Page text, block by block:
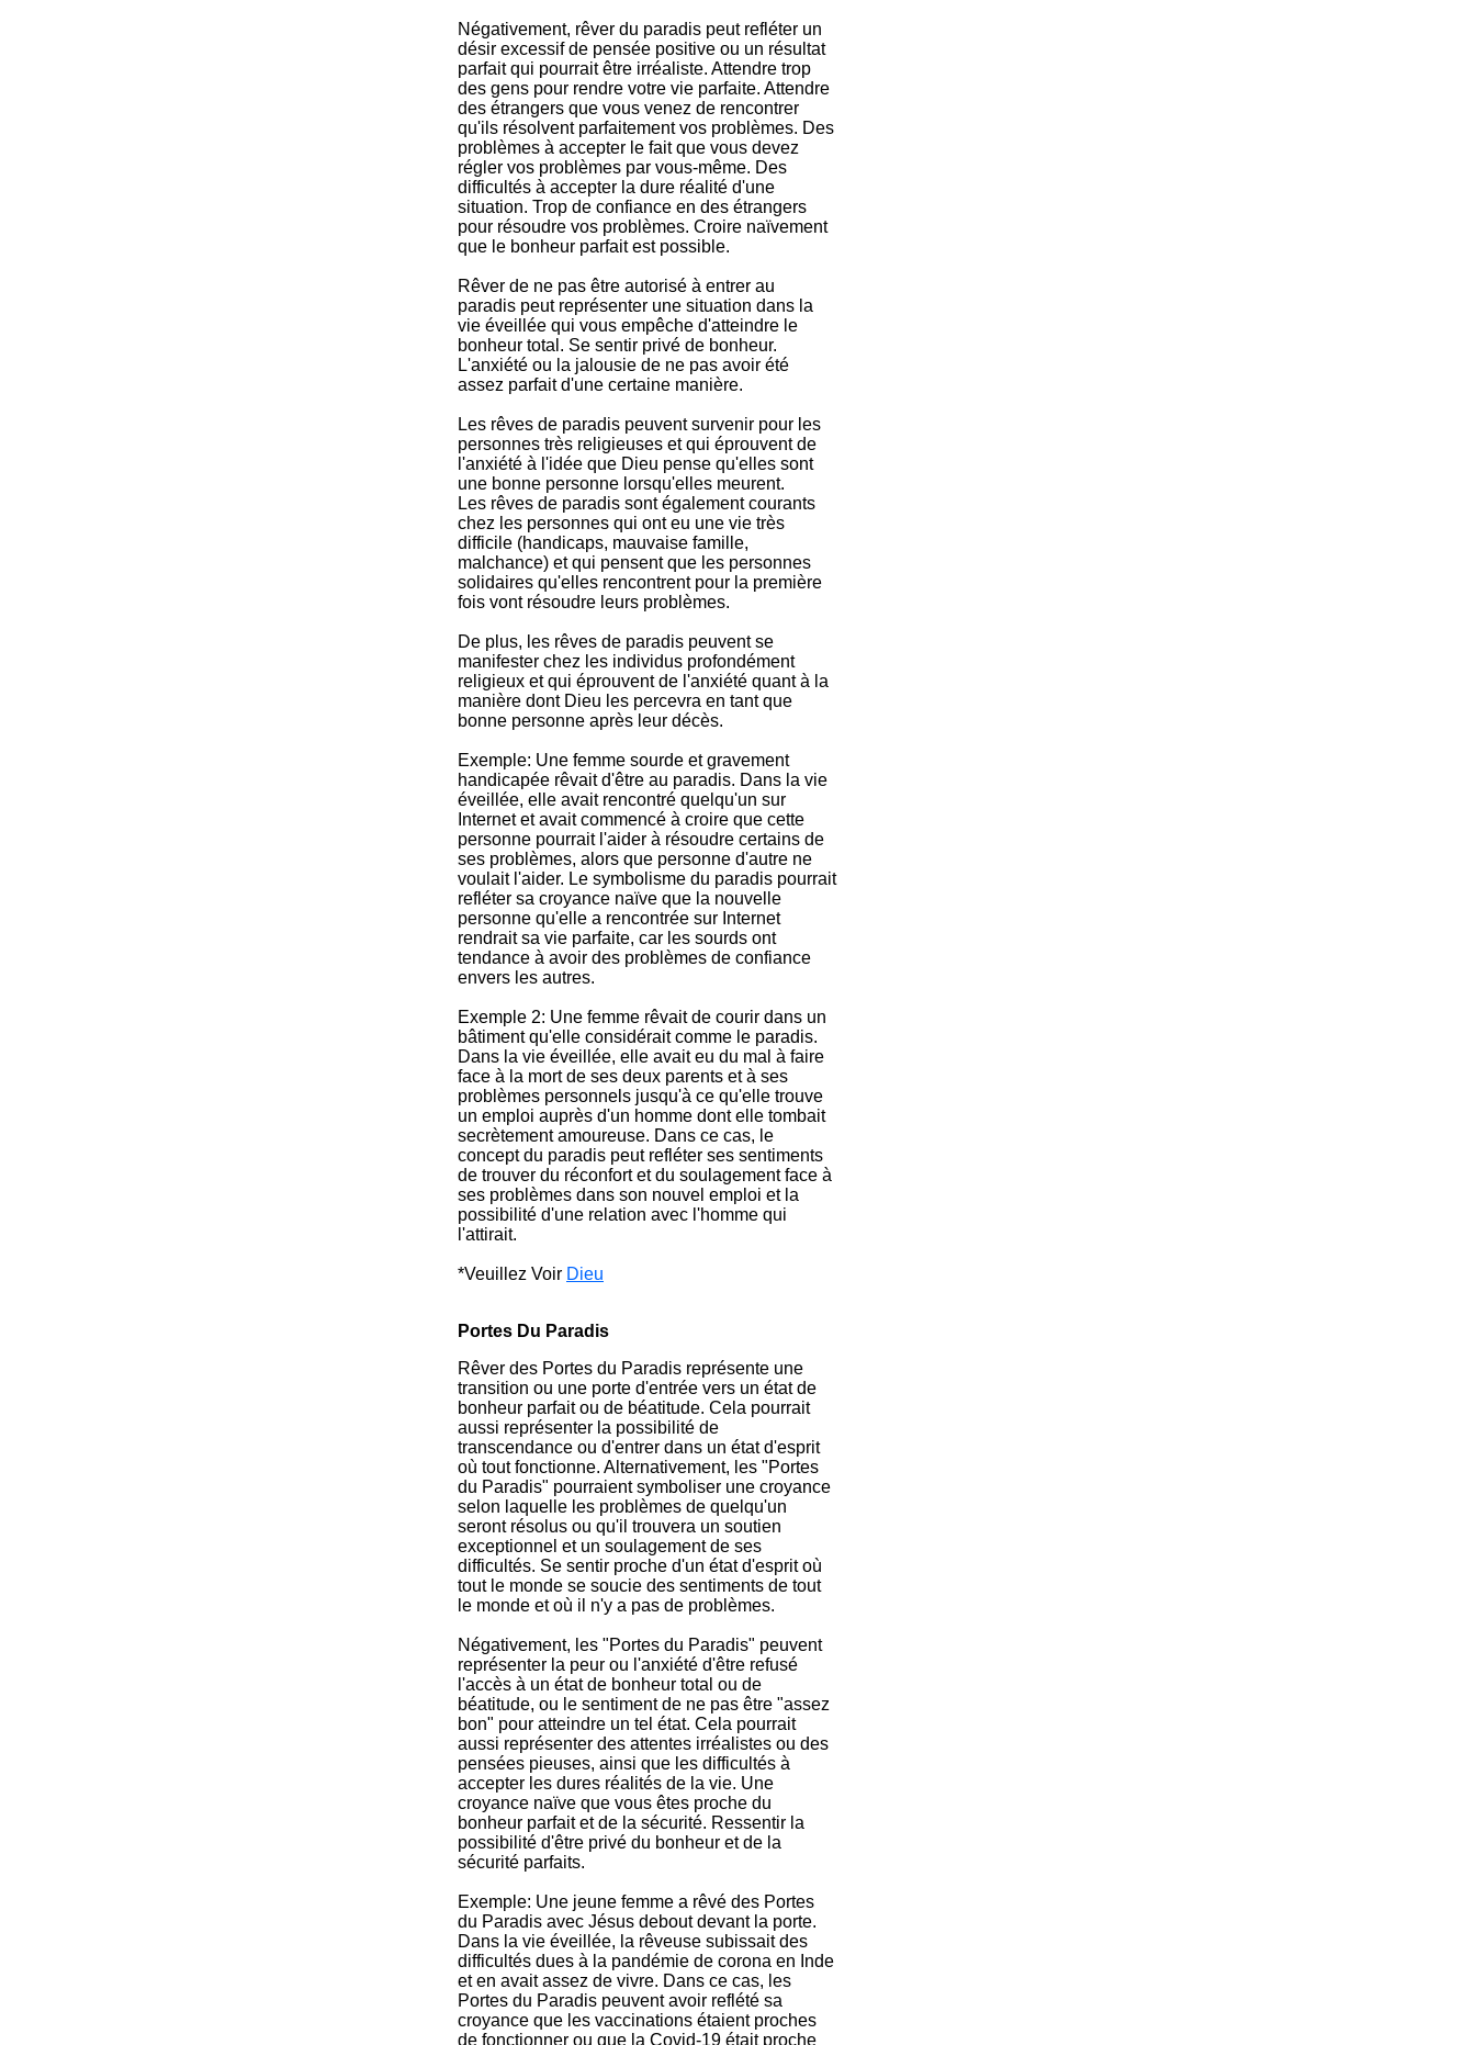
Négativement, rêver du paradis peut refléter un
désir excessif de pensée positive ou un résultat
parfait qui pourrait être irréaliste. Attendre trop
des gens pour rendre votre vie parfaite. Attendre
des étrangers que vous venez de rencontrer
qu'ils résolvent parfaitement vos problèmes. Des
problèmes à accepter le fait que vous devez
régler vos problèmes par vous-même. Des
difficultés à accepter la dure réalité d'une
situation. Trop de confiance en des étrangers
pour résoudre vos problèmes. Croire naïvement
que le bonheur parfait est possible.
Rêver de ne pas être autorisé à entrer au
paradis peut représenter une situation dans la
vie éveillée qui vous empêche d'atteindre le
bonheur total. Se sentir privé de bonheur.
L'anxiété ou la jalousie de ne pas avoir été
assez parfait d'une certaine manière.
Les rêves de paradis peuvent survenir pour les
personnes très religieuses et qui éprouvent de
l'anxiété à l'idée que Dieu pense qu'elles sont
une bonne personne lorsqu'elles meurent.
Les rêves de paradis sont également courants
chez les personnes qui ont eu une vie très
difficile (handicaps, mauvaise famille,
malchance) et qui pensent que les personnes
solidaires qu'elles rencontrent pour la première
fois vont résoudre leurs problèmes.
De plus, les rêves de paradis peuvent se
manifester chez les individus profondément
religieux et qui éprouvent de l'anxiété quant à la
manière dont Dieu les percevra en tant que
bonne personne après leur décès.
Exemple: Une femme sourde et gravement
handicapée rêvait d'être au paradis. Dans la vie
éveillée, elle avait rencontré quelqu'un sur
Internet et avait commencé à croire que cette
personne pourrait l'aider à résoudre certains de
ses problèmes, alors que personne d'autre ne
voulait l'aider. Le symbolisme du paradis pourrait
refléter sa croyance naïve que la nouvelle
personne qu'elle a rencontrée sur Internet
rendrait sa vie parfaite, car les sourds ont
tendance à avoir des problèmes de confiance
envers les autres.
Exemple 2: Une femme rêvait de courir dans un
bâtiment qu'elle considérait comme le paradis.
Dans la vie éveillée, elle avait eu du mal à faire
face à la mort de ses deux parents et à ses
problèmes personnels jusqu'à ce qu'elle trouve
un emploi auprès d'un homme dont elle tombait
secrètement amoureuse. Dans ce cas, le
concept du paradis peut refléter ses sentiments
de trouver du réconfort et du soulagement face à
ses problèmes dans son nouvel emploi et la
possibilité d'une relation avec l'homme qui
l'attirait.
*Veuillez Voir Dieu
Portes Du Paradis
Rêver des Portes du Paradis représente une
transition ou une porte d'entrée vers un état de
bonheur parfait ou de béatitude. Cela pourrait
aussi représenter la possibilité de
transcendance ou d'entrer dans un état d'esprit
où tout fonctionne. Alternativement, les "Portes
du Paradis" pourraient symboliser une croyance
selon laquelle les problèmes de quelqu'un
seront résolus ou qu'il trouvera un soutien
exceptionnel et un soulagement de ses
difficultés. Se sentir proche d'un état d'esprit où
tout le monde se soucie des sentiments de tout
le monde et où il n'y a pas de problèmes.
Négativement, les "Portes du Paradis" peuvent
représenter la peur ou l'anxiété d'être refusé
l'accès à un état de bonheur total ou de
béatitude, ou le sentiment de ne pas être "assez
bon" pour atteindre un tel état. Cela pourrait
aussi représenter des attentes irréalistes ou des
pensées pieuses, ainsi que les difficultés à
accepter les dures réalités de la vie. Une
croyance naïve que vous êtes proche du
bonheur parfait et de la sécurité. Ressentir la
possibilité d'être privé du bonheur et de la
sécurité parfaits.
Exemple: Une jeune femme a rêvé des Portes
du Paradis avec Jésus debout devant la porte.
Dans la vie éveillée, la rêveuse subissait des
difficultés dues à la pandémie de corona en Inde
et en avait assez de vivre. Dans ce cas, les
Portes du Paradis peuvent avoir reflété sa
croyance que les vaccinations étaient proches
de fonctionner ou que la Covid-19 était proche